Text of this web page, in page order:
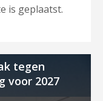
is geplaatst.
tegen
voor 2027